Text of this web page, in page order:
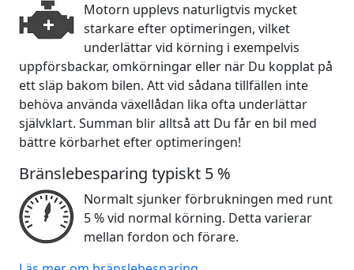
Motorn upplevs naturligtvis mycket
starkare efter optimeringen, vilket
underlättar vid körning i exempelvis
uppförsbackar, omkörningar eller när Du kopplat på
ett släp bakom bilen. Att vid sådana tillfällen inte
behöva använda växellådan lika ofta underlättar
självklart. Summan blir alltså att Du får en bil med
bättre körbarhet efter optimeringen!
Bränslebesparing typiskt 5 %
Normalt sjunker förbrukningen med runt
5 % vid normal körning. Detta varierar
mellan fordon och förare.